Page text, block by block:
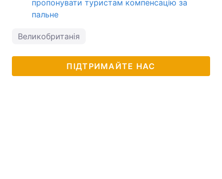
пропонувати туристам компенсацію за
пальне
Великобританія
ПІДТРИМАЙТЕ НАС